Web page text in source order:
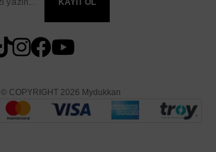
KAYIT OL
© COPYRIGHT 2026 Mydukkan